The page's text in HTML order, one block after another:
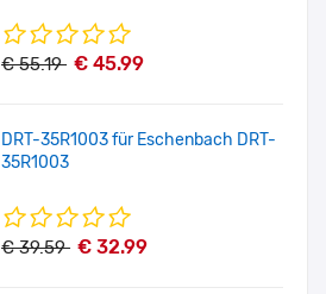
€ 55.19 € 45.99
DRT-35R1003 für Eschenbach DRT-
35R1003
€ 39.59 € 32.99